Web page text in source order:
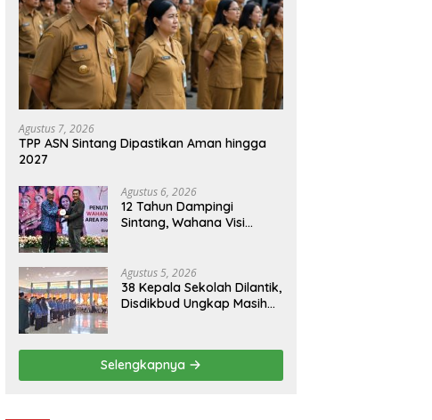
Pojok Diskusi Kalbar Ajak
Pemuda Sinergi Kawal APBD
untuk Pembangunan
Perubahan KUA-PPAS APBD
2026, Pendapatan Daerah
Diproyeksikan Meningkat
Agustus 7, 2026
TPP ASN Sintang Dipastikan Aman hingga
2027
Agustus 6, 2026
12 Tahun Dampingi
Sintang, Wahana Visi
Agustus 5, 2026
38 Kepala Sekolah Dilantik,
Disdikbud Ungkap Masih
Selengkapnya